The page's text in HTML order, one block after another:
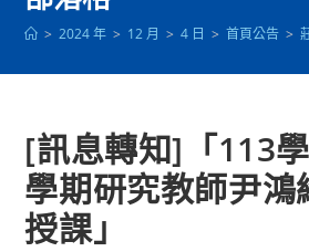
> 2024 年 > 12 月 > 4 日 > 首頁公告 >
[訊息轉知]「113
學期研究教師尹鴻
授課」